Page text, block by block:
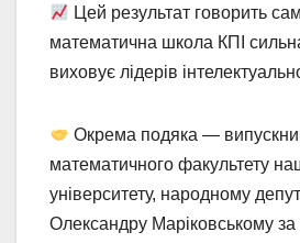
Цей результат говорить
математична школа КПІ
виховує лідерів
Окрема подяка —
математичного факультету
університету, народному
Олександру Маріковському за